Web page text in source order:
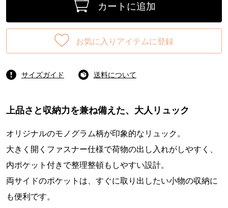
カートに追加
お気に入りアイテムに登録
サイズガイド 送料について
上品さと収納力を兼ね備えた、大人リュック
オリジナルのモノグラム柄が印象的なリュック。
大きく開くファスナー仕様で荷物の出し入れがしやすく、
内ポケット付きで整理整頓もしやすい設計。
両サイドのポケットは、すぐに取り出したい小物の収納に
も便利です。